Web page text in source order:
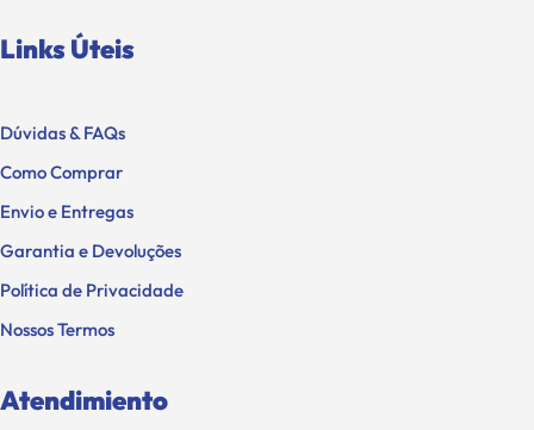
Links Úteis
Dúvidas & FAQs
Como Comprar
Envio e Entregas
Garantia e Devoluções
Política de Privacidade
Nossos Termos
Atendimiento